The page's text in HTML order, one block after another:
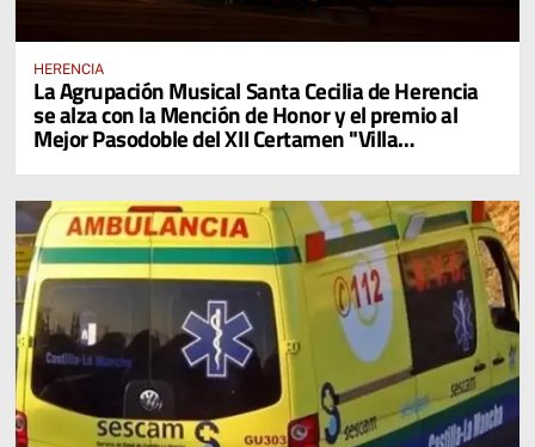
HERENCIA
La Agrupación Musical Santa Cecilia de Herencia
se alza con la Mención de Honor y el premio al
Mejor Pasodoble del XII Certamen "Villa
Cervantina de Mota del Cuervo"